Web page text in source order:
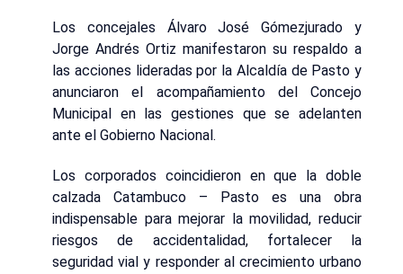
Los concejales Álvaro José Gómezjurado y
Jorge Andrés Ortiz manifestaron su respaldo a
las acciones lideradas por la Alcaldía de Pasto y
anunciaron el acompañamiento del Concejo
Municipal en las gestiones que se adelanten
ante el Gobierno Nacional.
Los corporados coincidieron en que la doble
calzada Catambuco – Pasto es una obra
indispensable para mejorar la movilidad, reducir
riesgos de accidentalidad, fortalecer la
seguridad vial y responder al crecimiento urbano